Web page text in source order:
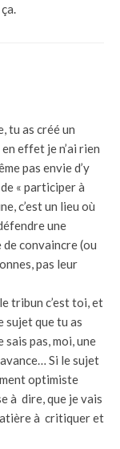
tu as créé un
effet je n’ai rien
pas envie d’y
« participer à
c’est un lieu où
une
convaincre (ou
pas leur
tribun c’est toi, et
sujet que tu as
sais pas, moi, une
Si le sujet
optimiste
à dire, que je vais
à critiquer et